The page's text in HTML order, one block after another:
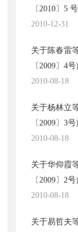
〔2010〕5 号
2010-12-31
关于陈春雷
〔2009〕4号)
2010-08-18
关于杨林立
〔2009〕3号)
2010-08-18
关于华仰霞
〔2009〕2号)
2010-08-18
关于易哲夫